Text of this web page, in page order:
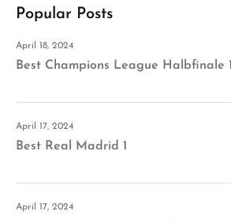
Popular Posts
April 18, 2024
Best Champions League Halbfinale 1
April 17, 2024
Best Real Madrid 1
April 17, 2024